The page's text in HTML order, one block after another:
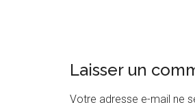
Interactions
du
Laisser un
Votre adresse e-mail ne